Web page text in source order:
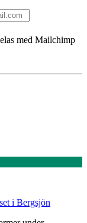
med Mailchimp
i Bergsjön